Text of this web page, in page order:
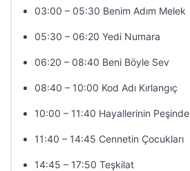
03:00 – 05:30 Benim Adım Melek
05:30 – 06:20 Yedi Numara
06:20 – 08:40 Beni Böyle Sev
08:40 – 10:00 Kod Adı Kırlangıç
10:00 – 11:40 Hayallerinin Peşinde
11:40 – 14:45 Cennetin Çocukları
14:45 – 17:50 Teşkilat